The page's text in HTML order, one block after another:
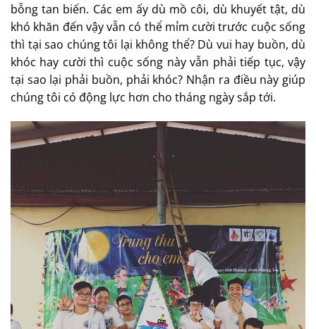
bỗng tan biến. Các em ấy dù mồ côi, dù khuyết tật, dù
khó khăn đến vậy vẫn có thể mỉm cười trước cuộc sống
thì tại sao chúng tôi lại không thể? Dù vui hay buồn, dù
khóc hay cười thì cuộc sống này vẫn phải tiếp tục, vậy
tại sao lại phải buồn, phải khóc? Nhận ra điều này giúp
chúng tôi có động lực hơn cho tháng ngày sắp tới.